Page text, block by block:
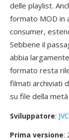
delle playlist.
formato MOD in
consumer,
Sebbene il
abbia
formato resta
filmati archiviati
su file della
Sviluppatore: JVC
Prima versione: